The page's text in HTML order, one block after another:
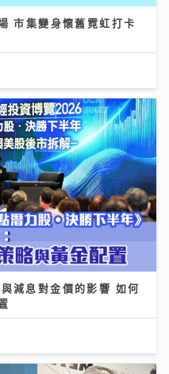
市集變身懷舊霓虹打卡
減息對金價的影響 如何